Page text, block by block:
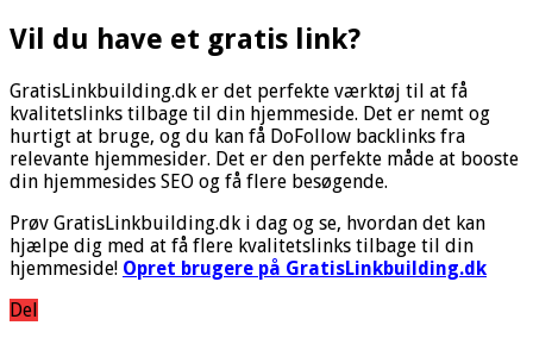
Vil du have et gratis link?
GratisLinkbuilding.dk er det perfekte værktøj til at få
kvalitetslinks tilbage til din hjemmeside. Det er nemt og
hurtigt at bruge, og du kan få DoFollow backlinks fra
relevante hjemmesider. Det er den perfekte måde at booste
din hjemmesides SEO og få flere besøgende.
Prøv GratisLinkbuilding.dk i dag og se, hvordan det kan
hjælpe dig med at få flere kvalitetslinks tilbage til din
hjemmeside! Opret brugere på GratisLinkbuilding.dk
Del